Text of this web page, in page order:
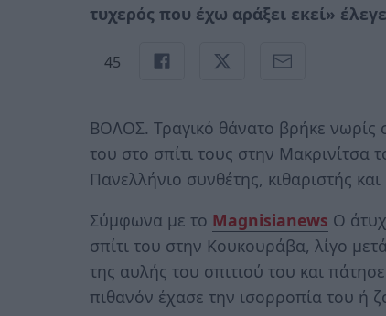
τυχερός που έχω αράξει εκεί»
45
ΒΟΛΟΣ. Τραγικό θάνατο βρήκε
του στο σπίτι τους στην
Πανελλήνιο συνθέτης, κιθαριστής
Σύμφωνα με το Magnisianews Ο
σπίτι του στην Κουκουράβα, λίγο
της αυλής του σπιτιού του και
πιθανόν έχασε την ισορροπία του ή